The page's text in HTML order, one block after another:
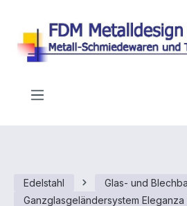
Edelstahl
Glas- und
Ganzglasgeländersystem Eleganza